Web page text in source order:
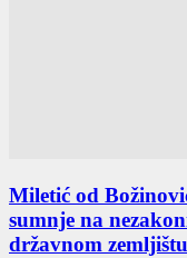
Miletić od
sumnje na
državnom